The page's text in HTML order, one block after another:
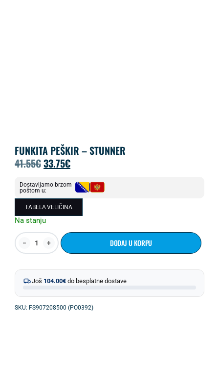
FUNKITA PEŠKIR – STUNNER
41.55€33.75€
Dostavljamo brzom
poštom u:
TABELA VELIČINA
Na stanju
DODAJ U KORPU
Još 104.00€ do besplatne dostave
SKU: FS907208500 (PO0392)